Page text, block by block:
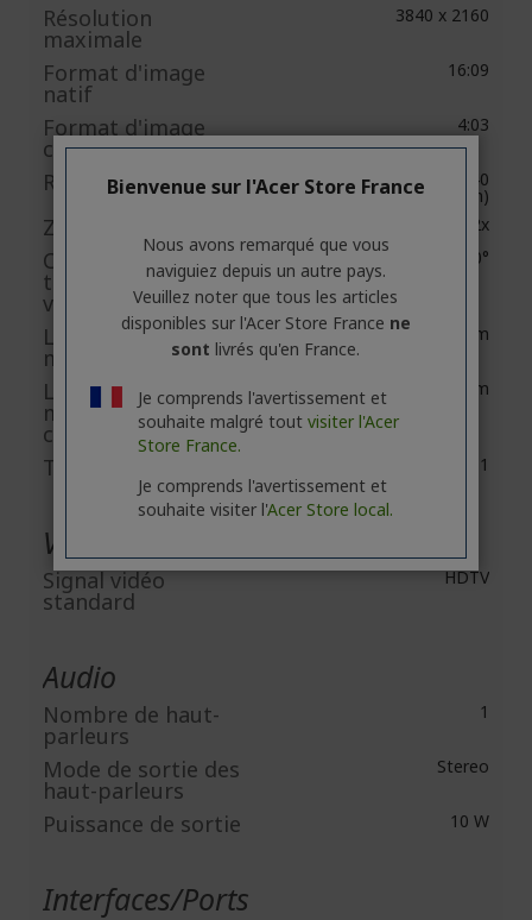
Résolution
maximale
3840 x 2160
Format d'image
natif
16:09
Format d'image
compatible
4:03
Ratio de projection 1.49 à 1.64 (1549,40
mm@2000 mm)
Zoom Numérique 2x
Correction
trapézoïdale
verticale
-40°/+40°
Luminosité du
mode standard
5000 lm
Luminosité du
mode faible
consommation
4000 lm
Taux de contraste 50,000:1
Vidéo
Signal vidéo
standard
HDTV
Audio
Nombre de haut-
parleurs
1
Mode de sortie des
haut-parleurs
Stereo
Puissance de sortie 10 W
Interfaces/Ports
Bienvenue sur l'Acer Store France
Nous avons remarqué que vous
naviguiez depuis un autre pays.
Veuillez noter que tous les articles
disponibles sur l'Acer Store France ne
sont livrés qu'en France.
Je comprends l'avertissement et
souhaite malgré tout visiter l'Acer
Store France.
Je comprends l'avertissement et
souhaite visiter l'Acer Store local.